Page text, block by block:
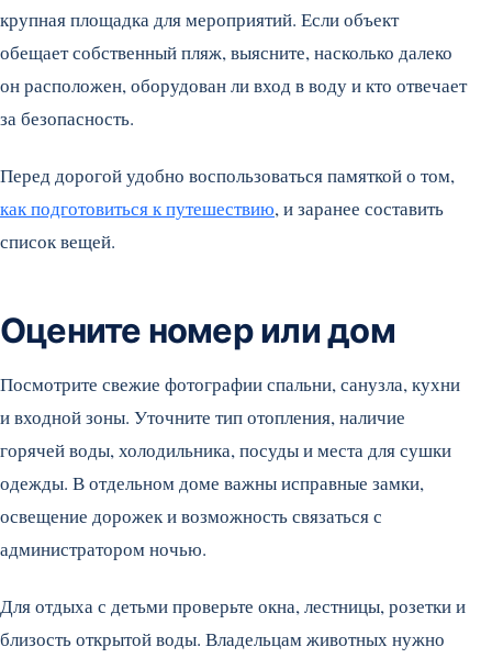
крупная площадка для мероприятий. Если объект
обещает собственный пляж, выясните, насколько далеко
он расположен, оборудован ли вход в воду и кто отвечает
за безопасность.
Перед дорогой удобно воспользоваться памяткой о том,
как подготовиться к путешествию, и заранее составить
список вещей.
Оцените номер или дом
Посмотрите свежие фотографии спальни, санузла, кухни
и входной зоны. Уточните тип отопления, наличие
горячей воды, холодильника, посуды и места для сушки
одежды. В отдельном доме важны исправные замки,
освещение дорожек и возможность связаться с
администратором ночью.
Для отдыха с детьми проверьте окна, лестницы, розетки и
близость открытой воды. Владельцам животных нужно